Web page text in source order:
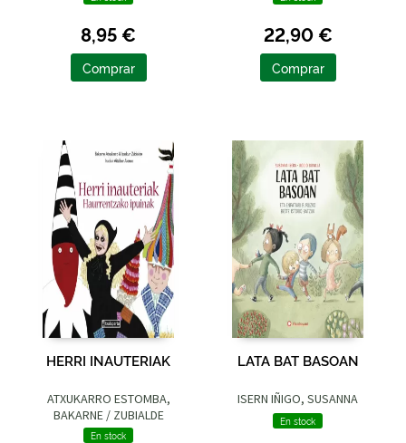
8,95 €
Comprar
22,90 €
Comprar
HERRI INAUTERIAK
ATXUKARRO ESTOMBA,
BAKARNE / ZUBIALDE
GRAJIRENA, IZASKUN
En stock
LATA BAT BASOAN
ISERN IÑIGO, SUSANNA
En stock